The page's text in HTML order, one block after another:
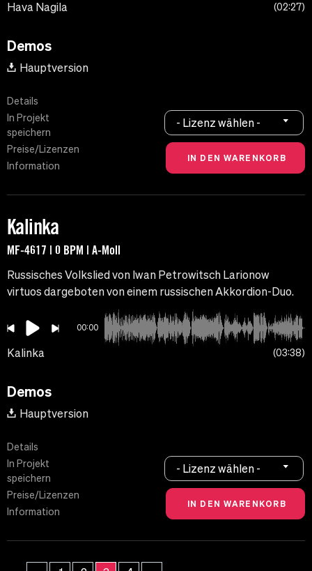
Hava Nagila 02:27
Demos
Hauptversion
Details
In Projekt
speichern
Preise/Lizenzen
Information
- Lizenz wählen -
Kalinka
MF-4617 | 0 BPM | A-Moll
Russisches Volkslied von Iwan Petrowitsch Larionow
virtuos dargeboten von einem russischen Akkordion-Duo.
00:00
Kalinka 03:38
Demos
Hauptversion
Details
In Projekt
speichern
Preise/Lizenzen
Information
- Lizenz wählen -